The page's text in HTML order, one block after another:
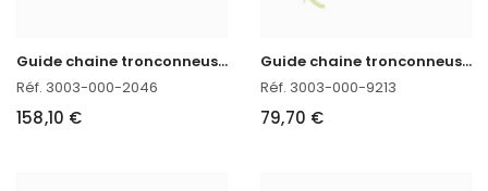
G
uide chaine tronconneuse 80 CM Stihl 3003-000-2046
Réf. 3003-000-2046
158,10 €
G
uide chaine tronconneuse 40 CM Stihl 3003-000-9213
Réf. 3003-000-9213
79,70 €